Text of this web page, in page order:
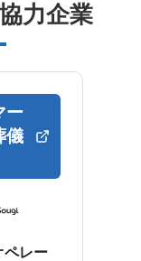
力企業
ー
儀
ペレー